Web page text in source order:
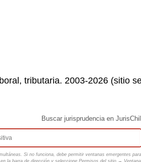
tributaria. 2003-2026 (sitio
Buscar jurisprudencia en
Si no funciona, debe permitir ventanas emergentes
en la barra de dirección y seleccione Permisos del sitio →